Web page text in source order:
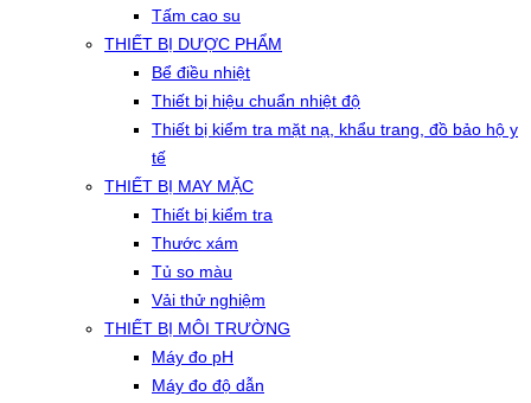
Tấm cao su
THIẾT BỊ DƯỢC PHẨM
Bể điều nhiệt
Thiết bị hiệu chuẩn nhiệt độ
Thiết bị kiểm tra mặt nạ, khẩu trang, đồ bảo hộ y
tế
THIẾT BỊ MAY MẶC
Thiết bị kiểm tra
Thước xám
Tủ so màu
Vải thử nghiệm
THIẾT BỊ MÔI TRƯỜNG
Máy đo pH
Máy đo độ dẫn